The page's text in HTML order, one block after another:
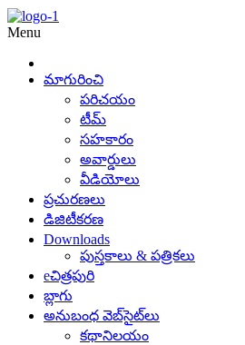
Menu
మాగురించి
పరిచయం
టీమ్
సహకారం
అవార్డులు
వీడియోలు
ప్రచురణలు
డిజిటీకరణ
Downloads
పుస్తకాలు & పత్రికలు
eచిత్రపురి
బ్లాగు
అనుబంధ వెబ్‌సైట్‌లు
కథానిలయం